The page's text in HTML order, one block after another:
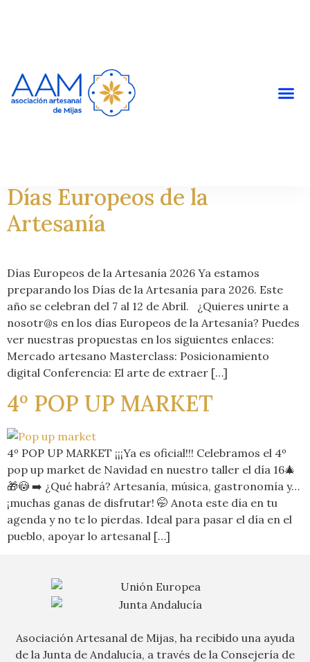
Días Europeos de la
Artesanía
Días Europeos de la Artesanía 2026 Ya estamos
preparando los Días de la Artesanía para 2026. Este
año se celebran del 7 al 12 de Abril. ¿Quieres unirte a
nosotr@s en los días Europeos de la Artesanía? Puedes
ver nuestras propuestas en los siguientes enlaces:
Mercado artesano Masterclass: Posicionamiento
digital Conferencia: El arte de extraer […]
4º POP UP MARKET
4º POP UP MARKET ¡¡¡Ya es oficial!!! Celebramos el 4º
pop up market de Navidad en nuestro taller el día 16🎄
🎁😳 ➡️ ¿Qué habrá? Artesanía, música, gastronomía y…
¡muchas ganas de disfrutar! 🤭 Anota este día en tu
agenda y no te lo pierdas. Ideal para pasar el día en el
pueblo, apoyar lo artesanal […]
Asociación Artesanal de Mijas, ha recibido una ayuda
de la Junta de Andalucía, a través de la Consejería de